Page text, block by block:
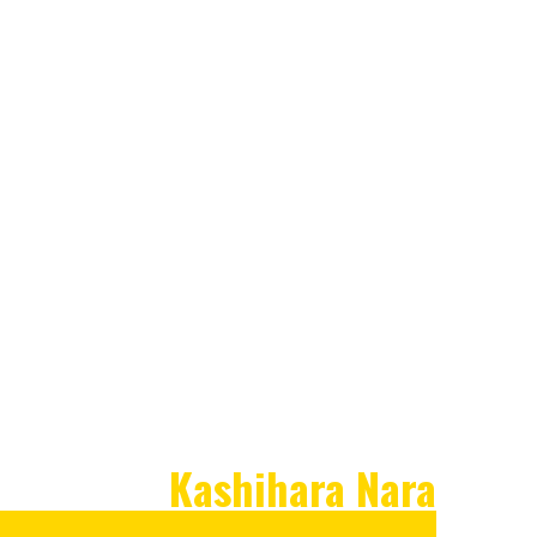
Kashihara Nara